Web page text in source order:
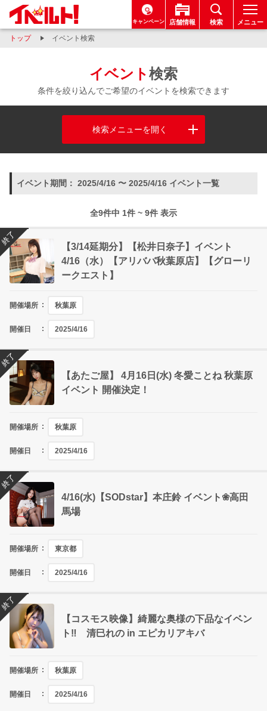
キャンペーン 店舗情報 検索 メニュー
トップ イベント検索
イベント検索
条件を絞り込んでご希望のイベントを検索できます
検索メニューを開く
イベント期間： 2025/4/16 〜 2025/4/16 イベント一覧
全9件中 1件 ~ 9件 表示
【3/14延期分】【松井日奈子】イベント
4/16（水）【アリババ秋葉原店】【グローリ
ークエスト】
開催場所 秋葉原
開催日 2025/4/16
終了
【あたご屋】 4月16日(水) 冬愛ことね 秋葉原
イベント 開催決定！
開催場所 秋葉原
開催日 2025/4/16
終了
4/16(水)【SODstar】本庄鈴 イベント❀高田
馬場
開催場所 東京都
開催日 2025/4/16
終了
【コスモス映像】綺麗な奥様の下品なイベン
ト‼ 清巳れの in エピカリアキバ
開催場所 秋葉原
開催日 2025/4/16
終了